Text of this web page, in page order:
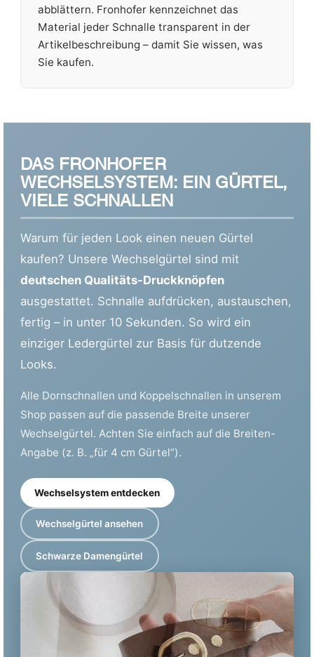
abblättern. Fronhofer kennzeichnet das
Material jeder Schnalle transparent in der
Artikelbeschreibung – damit Sie wissen, was
Sie kaufen.
DAS FRONHOFER
WECHSELSYSTEM: EIN GÜRTEL,
VIELE SCHNALLEN
Warum für jeden Look einen neuen Gürtel
kaufen? Unsere Wechselgürtel sind mit
deutschen Qualitäts-Druckknöpfen
ausgestattet. Schnalle aufdrücken, austauschen,
fertig – in unter 10 Sekunden. So wird ein
einziger Ledergürtel zur Basis für dutzende
Looks.
Alle Dornschnallen und Koppelschnallen in unserem
Shop passen auf die passende Breite unserer
Wechselgürtel. Achten Sie einfach auf die Breiten-
Angabe (z. B. „für 4 cm Gürtel“).
Wechselsystem entdecken
Wechselgürtel ansehen
Schwarze Damengürtel